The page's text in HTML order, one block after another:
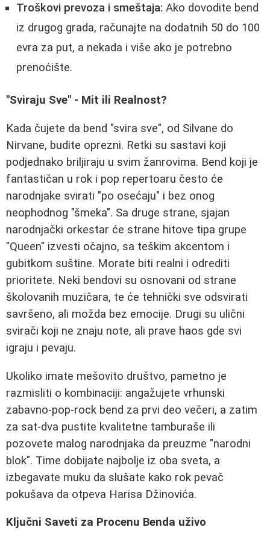
Troškovi prevoza i smeštaja: Ako dovodite bend
iz drugog grada, računajte na dodatnih 50 do 100
evra za put, a nekada i više ako je potrebno
prenoćište.
"Sviraju Sve" - Mit ili Realnost?
Kada čujete da bend "svira sve", od Silvane do
Nirvane, budite oprezni. Retki su sastavi koji
podjednako briljiraju u svim žanrovima. Bend koji je
fantastičan u rok i pop repertoaru često će
narodnjake svirati "po osećaju" i bez onog
neophodnog "šmeka". Sa druge strane, sjajan
narodnjački orkestar će strane hitove tipa grupe
"Queen" izvesti očajno, sa teškim akcentom i
gubitkom suštine. Morate biti realni i odrediti
prioritete. Neki bendovi su osnovani od strane
školovanih muzičara, te će tehnički sve odsvirati
savršeno, ali možda bez emocije. Drugi su ulični
svirači koji ne znaju note, ali prave haos gde svi
igraju i pevaju.
Ukoliko imate mešovito društvo, pametno je
razmisliti o kombinaciji: angažujete vrhunski
zabavno-pop-rock bend za prvi deo večeri, a zatim
za sat-dva pustite kvalitetne tamburaše ili
pozovete malog narodnjaka da preuzme "narodni
blok". Time dobijate najbolje iz oba sveta, a
izbegavate muku da slušate kako rok pevač
pokušava da otpeva Harisa Džinovića.
Ključni Saveti za Procenu Benda uživo